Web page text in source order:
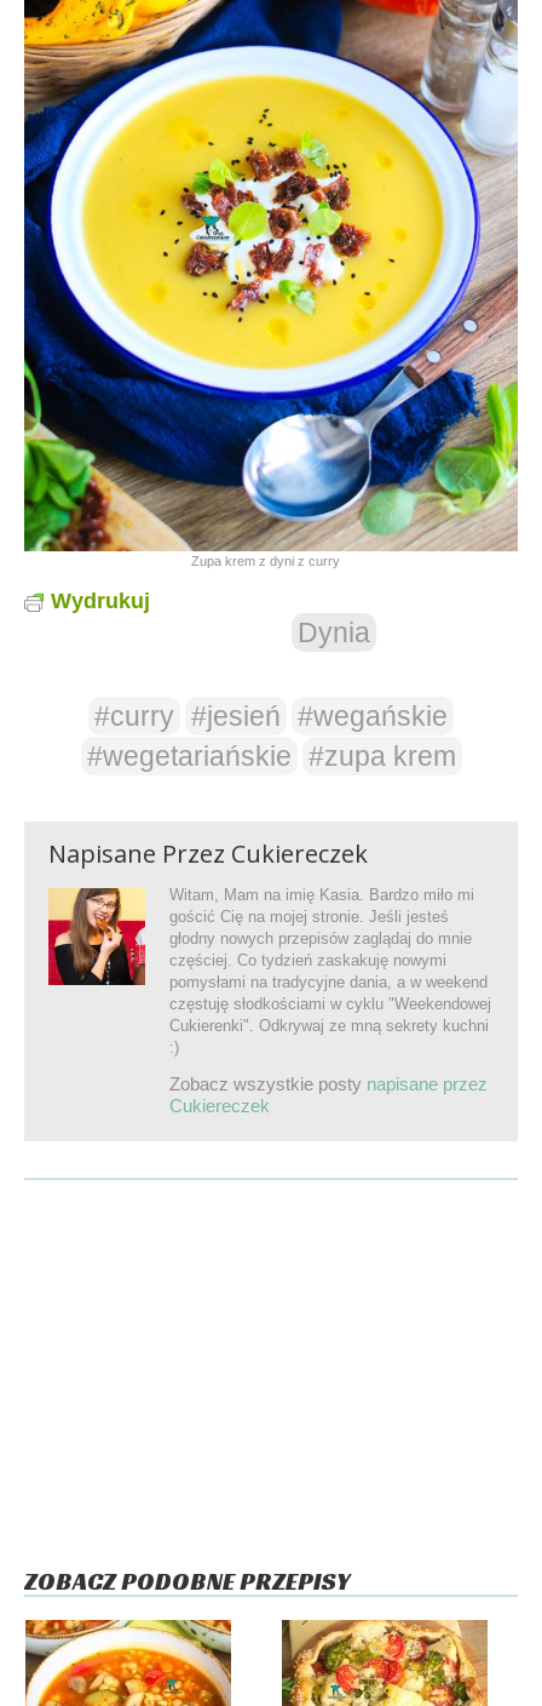
Zupa krem z dyni z curry
Wydrukuj
Dynia
#curry #jesień #wegańskie
#wegetariańskie #zupa krem
Napisane Przez Cukiereczek
Witam, Mam na imię Kasia. Bardzo miło mi
gościć Cię na mojej stronie. Jeśli jesteś
głodny nowych przepisów zaglądaj do mnie
częściej. Co tydzień zaskakuję nowymi
pomysłami na tradycyjne dania, a w weekend
częstuję słodkościami w cyklu "Weekendowej
Cukierenki". Odkrywaj ze mną sekrety kuchni
:)
Zobacz wszystkie posty napisane przez
Cukiereczek
ZOBACZ PODOBNE PRZEPISY